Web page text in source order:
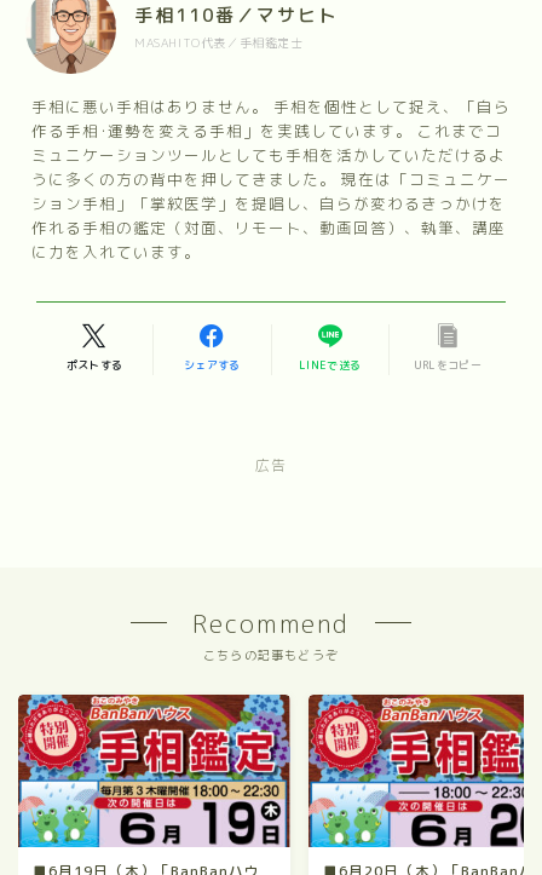
手相110番／マサヒト
MASAHITO代表／手相鑑定士
手相に悪い手相はありません。 手相を個性として捉え、「自ら
作る手相･運勢を変える手相」を実践しています。 これまでコ
ミュニケーションツールとしても手相を活かしていただけるよ
うに多くの方の背中を押してきました。 現在は「コミュニケー
ション手相」「掌紋医学」を提唱し、自らが変わるきっかけを
作れる手相の鑑定（対面、リモート、動画回答）、執筆、講座
に力を入れています。
ポストする シェアする LINEで送る URLをコピー
広告
Recommend
こちらの記事もどうぞ